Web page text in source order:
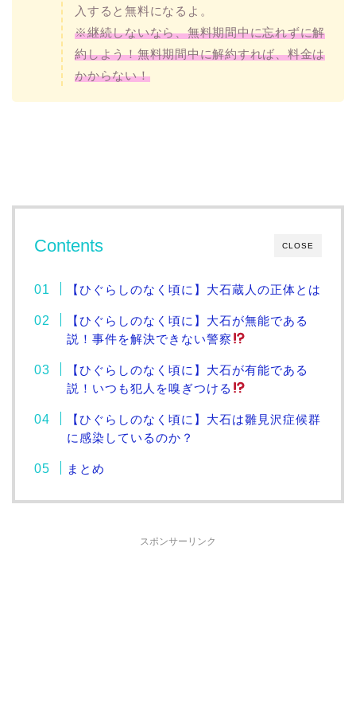
入すると無料になるよ。
※継続しないなら、無料期間中に忘れずに解
約しよう！無料期間中に解約すれば、料金は
かからない！
CLOSE
Contents
【ひぐらしのなく頃に】大石蔵人の正体とは
【ひぐらしのなく頃に】大石が無能である
説！事件を解決できない警察
【ひぐらしのなく頃に】大石が有能である
説！いつも犯人を嗅ぎつける
【ひぐらしのなく頃に】大石は雛見沢症候群
に感染しているのか？
まとめ
スポンサーリンク